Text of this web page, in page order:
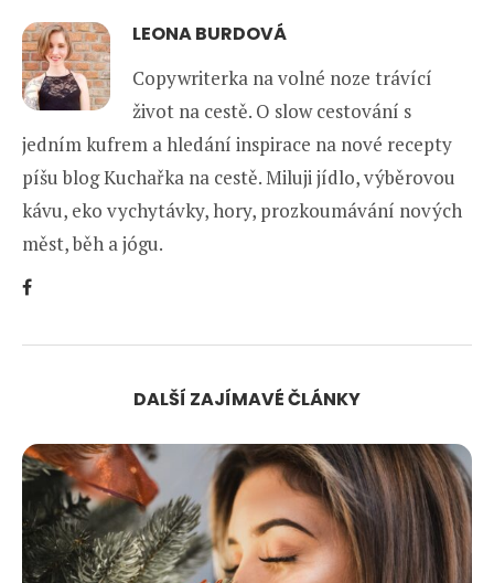
LEONA BURDOVÁ
Copywriterka na volné noze trávící
život na cestě. O slow cestování s
jedním kufrem a hledání inspirace na nové recepty
píšu blog Kuchařka na cestě. Miluji jídlo, výběrovou
kávu, eko vychytávky, hory, prozkoumávání nových
měst, běh a jógu.
DALŠÍ ZAJÍMAVÉ ČLÁNKY